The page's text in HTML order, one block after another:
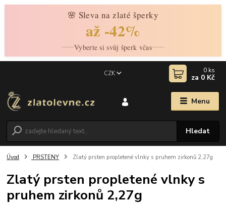
🌸 Sleva na zlaté šperky
až -42%
Vyberte si svůj šperk včas
Menu
CZK
Hledat
0 ks
za 0 Kč
Úvod PRSTENY Zlatý prsten propletené vlnky s pruhem zirkonů 2,27g
Zlatý prsten propletené vlnky s
pruhem zirkonů 2,27g